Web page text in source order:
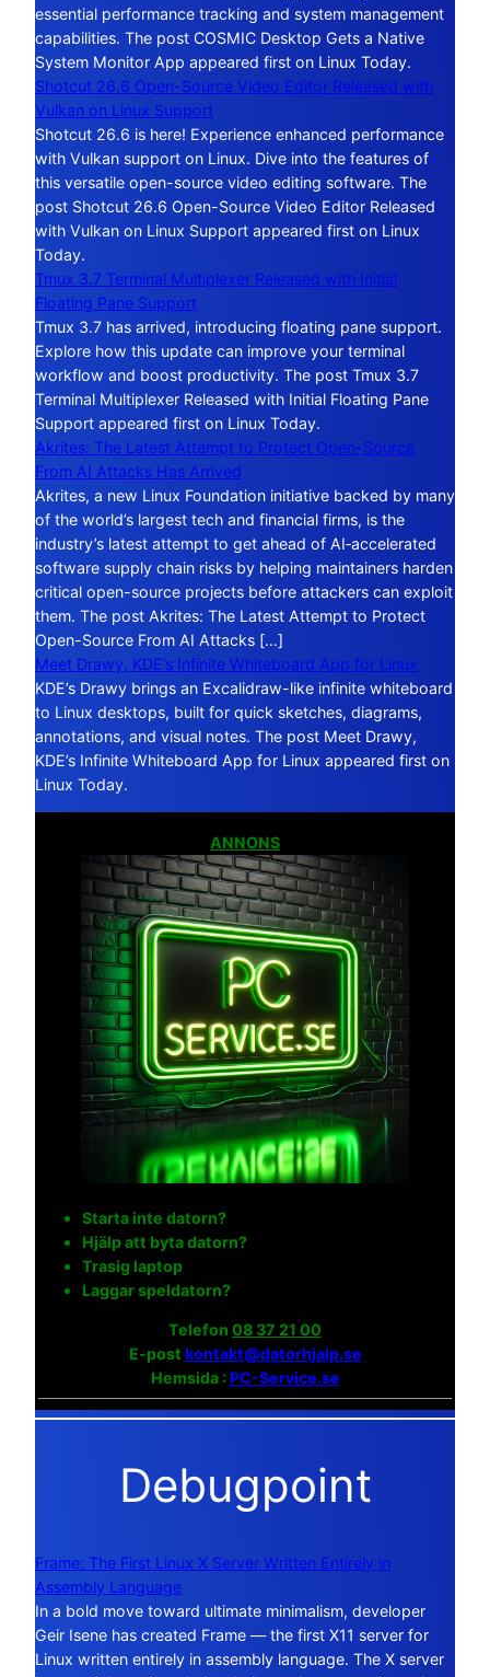
essential performance tracking and system management
capabilities. The post COSMIC Desktop Gets a Native
System Monitor App appeared first on Linux Today.
Shotcut 26.6 Open-Source Video Editor Released with
Vulkan on Linux Support
Shotcut 26.6 is here! Experience enhanced performance
with Vulkan support on Linux. Dive into the features of
this versatile open-source video editing software. The
post Shotcut 26.6 Open-Source Video Editor Released
with Vulkan on Linux Support appeared first on Linux
Today.
Tmux 3.7 Terminal Multiplexer Released with Initial
Floating Pane Support
Tmux 3.7 has arrived, introducing floating pane support.
Explore how this update can improve your terminal
workflow and boost productivity. The post Tmux 3.7
Terminal Multiplexer Released with Initial Floating Pane
Support appeared first on Linux Today.
Akrites: The Latest Attempt to Protect Open-Source
From AI Attacks Has Arrived
Akrites, a new Linux Foundation initiative backed by many
of the world’s largest tech and financial firms, is the
industry’s latest attempt to get ahead of AI‑accelerated
software supply chain risks by helping maintainers harden
critical open-source projects before attackers can exploit
them. The post Akrites: The Latest Attempt to Protect
Open-Source From AI Attacks […]
Meet Drawy, KDE’s Infinite Whiteboard App for Linux
KDE’s Drawy brings an Excalidraw-like infinite whiteboard
to Linux desktops, built for quick sketches, diagrams,
annotations, and visual notes. The post Meet Drawy,
KDE’s Infinite Whiteboard App for Linux appeared first on
Linux Today.
ANNONS
Starta inte datorn?
Hjälp att byta datorn?
Trasig laptop
Laggar speldatorn?
Telefon 08 37 21 00
E-post kontakt@datorhjalp.se
Hemsida :PC-Service.se
Debugpoint
Frame: The First Linux X Server Written Entirely in
Assembly Language
In a bold move toward ultimate minimalism, developer
Geir Isene has created Frame — the first X11 server for
Linux written entirely in assembly language. The X server